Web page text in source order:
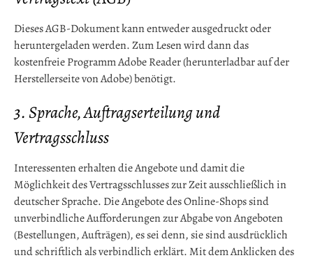
Dieses AGB-Dokument kann entweder ausgedruckt oder
heruntergeladen werden. Zum Lesen wird dann das
kostenfreie Programm Adobe Reader (herunterladbar auf der
Herstellerseite von Adobe) benötigt.
3. Sprache, Auftragserteilung und
Vertragsschluss
Interessenten erhalten die Angebote und damit die
Möglichkeit des Vertragsschlusses zur Zeit ausschließlich in
deutscher Sprache. Die Angebote des Online-Shops sind
unverbindliche Aufforderungen zur Abgabe von Angeboten
(Bestellungen, Aufträgen), es sei denn, sie sind ausdrücklich
und schriftlich als verbindlich erklärt. Mit dem Anklicken des